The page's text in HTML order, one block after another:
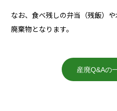
なお、食べ残しの弁当（残飯）
廃棄物となります。
産廃Q&Aの